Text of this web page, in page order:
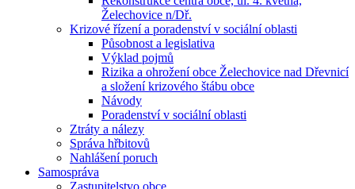
Želechovice n/Dř.
Krizové řízení a poradenství v sociální oblasti
Působnost a legislativa
Výklad pojmů
Rizika a ohrožení obce Želechovice nad Dřevnicí
a složení krizového štábu obce
Návody
Poradenství v sociální oblasti
Ztráty a nálezy
Správa hřbitovů
Nahlášení poruch
Samospráva
Zastupitelstvo obce